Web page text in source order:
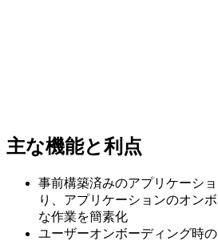
主な機能と利点
事前構築済みのアプリケーシ
り、アプリケーションのオン
な作業を簡素化
ユーザーオンボーディング時